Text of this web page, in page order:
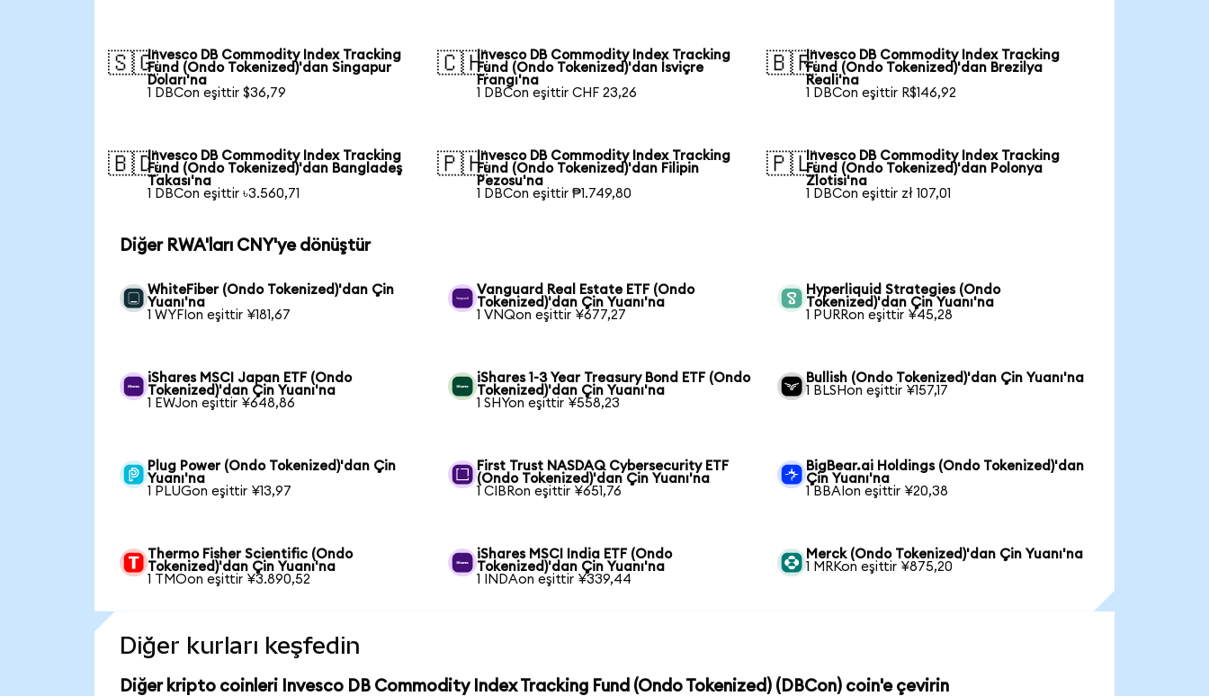
🇸🇬Invesco DB Commodity Index Tracking
Fund (Ondo Tokenized)'dan Singapur
Doları'na
1 DBCon eşittir $36,79
🇨🇭Invesco DB Commodity Index Tracking
Fund (Ondo Tokenized)'dan İsviçre
Frangı'na
1 DBCon eşittir CHF 23,26
🇧🇷Invesco DB Commodity Index Tracking
Fund (Ondo Tokenized)'dan Brezilya
Reali'na
1 DBCon eşittir R$146,92
🇧🇩Invesco DB Commodity Index Tracking
Fund (Ondo Tokenized)'dan Bangladeş
Takası'na
1 DBCon eşittir ৳3.560,71
🇵🇭Invesco DB Commodity Index Tracking
Fund (Ondo Tokenized)'dan Filipin
Pezosu'na
1 DBCon eşittir ₱1.749,80
🇵🇱Invesco DB Commodity Index Tracking
Fund (Ondo Tokenized)'dan Polonya
Zlotisi'na
1 DBCon eşittir zł 107,01
Diğer RWA'ları CNY'ye dönüştür
WhiteFiber (Ondo Tokenized)'dan Çin
Yuanı'na
1 WYFIon eşittir ¥181,67
Vanguard Real Estate ETF (Ondo
Tokenized)'dan Çin Yuanı'na
1 VNQon eşittir ¥677,27
Hyperliquid Strategies (Ondo
Tokenized)'dan Çin Yuanı'na
1 PURRon eşittir ¥45,28
iShares MSCI Japan ETF (Ondo
Tokenized)'dan Çin Yuanı'na
1 EWJon eşittir ¥648,86
iShares 1-3 Year Treasury Bond ETF (Ondo
Tokenized)'dan Çin Yuanı'na
1 SHYon eşittir ¥558,23
Bullish (Ondo Tokenized)'dan Çin Yuanı'na
1 BLSHon eşittir ¥157,17
Plug Power (Ondo Tokenized)'dan Çin
Yuanı'na
1 PLUGon eşittir ¥13,97
First Trust NASDAQ Cybersecurity ETF
(Ondo Tokenized)'dan Çin Yuanı'na
1 CIBRon eşittir ¥651,76
BigBear.ai Holdings (Ondo Tokenized)'dan
Çin Yuanı'na
1 BBAIon eşittir ¥20,38
Thermo Fisher Scientific (Ondo
Tokenized)'dan Çin Yuanı'na
1 TMOon eşittir ¥3.890,52
iShares MSCI India ETF (Ondo
Tokenized)'dan Çin Yuanı'na
1 INDAon eşittir ¥339,44
Merck (Ondo Tokenized)'dan Çin Yuanı'na
1 MRKon eşittir ¥875,20
Diğer kurları keşfedin
Diğer kripto coinleri Invesco DB Commodity Index Tracking Fund (Ondo Tokenized) (DBCon) coin'e çevirin